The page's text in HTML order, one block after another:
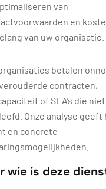
van
en
van uw organisatie.
betalen
contracten,
of SLA’s die
Onze analyse geeft
en concrete
wie is deze